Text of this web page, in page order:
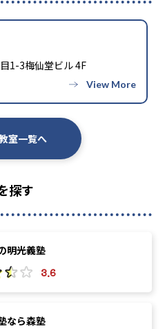
1-3梅仙堂ビル 4F
室一覧へ
探す
明光義塾
3.6
なら森塾